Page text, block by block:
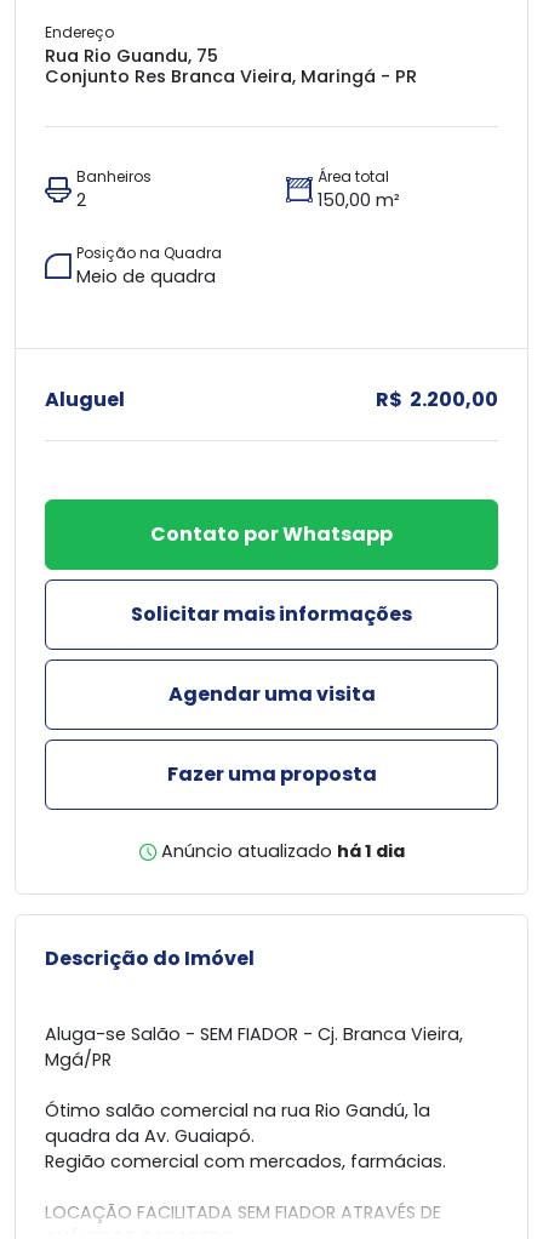
Endereço
Rua Rio Guandu, 75
Conjunto Res Branca Vieira, Maringá - PR
Banheiros
2
Área total
150,00 m²
Posição na Quadra
Meio de quadra
Aluguel R$ 2.200,00
Contato por Whatsapp
Solicitar mais informações
Agendar uma visita
Fazer uma proposta
Anúncio atualizado há 1 dia
Descrição do Imóvel
Aluga-se Salão - SEM FIADOR - Cj. Branca Vieira,
Mgá/PR
Ótimo salão comercial na rua Rio Gandú, 1a
quadra da Av. Guaiapó.
Região comercial com mercados, farmácias.
LOCAÇÃO FACILITADA SEM FIADOR ATRAVÉS DE